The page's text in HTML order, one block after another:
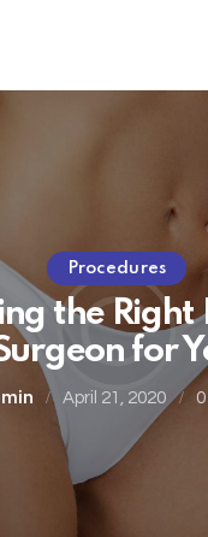
Procedures
the Right
for
April 21, 2020 0